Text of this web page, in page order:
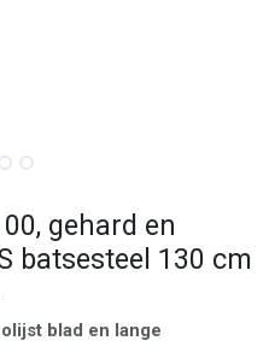
gehard en
batsesteel 130 cm
blad en lange